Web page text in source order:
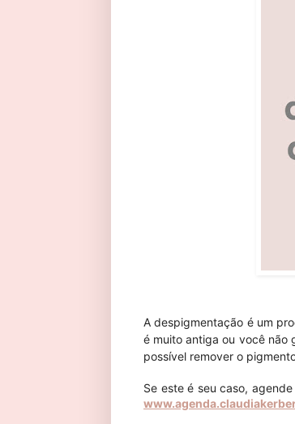
A despigmentação é um
é muito antiga ou você não
possível remover o
Se este é seu caso,